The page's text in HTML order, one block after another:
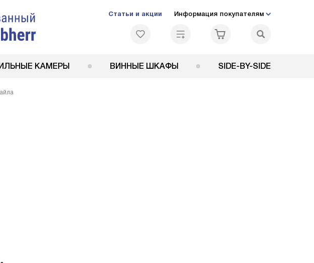
Статьи и акции Информация покупателям
КАМЕРЫ ВИННЫЕ ШКАФЫ SIDE-BY-SIDE